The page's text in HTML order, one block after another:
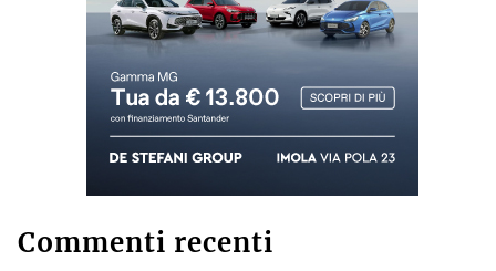
Commenti recenti